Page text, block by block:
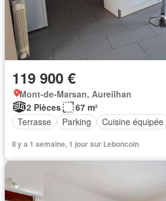
119 900 €
Mont-de-Marsan, Aureilhan
2 Pièces
67 m²
Terrasse
Parking Cuisine équipée
Il y a 1 semaine, 1 jour sur Leboncoin